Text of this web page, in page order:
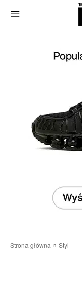
Strona główna Styl